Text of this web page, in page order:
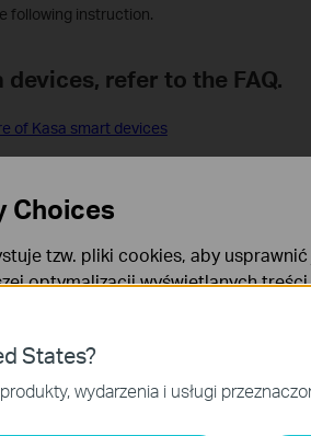
following instruction.
devices, refer to the FAQ.
of Kasa smart devices
devices, refer to the FAQ.
udoskonalić tę stronę.
States?
wydarzenia i usługi
Choices
tzw. pliki cookies, aby
optymalizacji wyświetlanych
Więcej informacji na ten temat
są do poprawnego działania
analizy i marketingu